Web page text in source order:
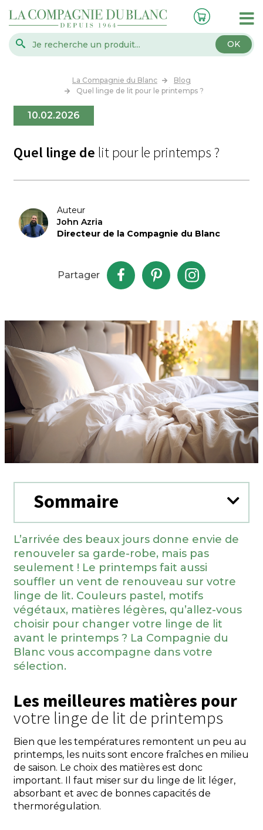
OK
La Compagnie du Blanc
Blog
Quel linge de lit pour le printemps ?
10.02.2026
Quel linge de lit pour le printemps ?
Auteur
John Azria
Directeur de la Compagnie du Blanc
Partager
Sommaire
L’arrivée des beaux jours donne envie de
renouveler sa garde-robe, mais pas
seulement ! Le printemps fait aussi
souffler un vent de renouveau sur votre
linge de lit. Couleurs pastel, motifs
végétaux, matières légères, qu’allez-vous
choisir pour changer votre linge de lit
avant le printemps ? La Compagnie du
Blanc vous accompagne dans votre
sélection.
Les meilleures matières pour
votre linge de lit de printemps
Bien que les températures remontent un peu au
printemps, les nuits sont encore fraîches en milieu
de saison. Le choix des matières est donc
important. Il faut miser sur du linge de lit léger,
absorbant et avec de bonnes capacités de
thermorégulation.